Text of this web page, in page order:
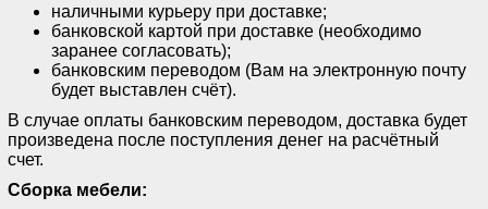
наличными курьеру при доставке;
банковской картой при доставке (необходимо
заранее согласовать);
банковским переводом (Вам на электронную почту
будет выставлен счёт).
В случае оплаты банковским переводом, доставка будет
произведена после поступления денег на расчётный
счет.
Сборка мебели: